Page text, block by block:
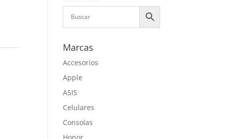
Marcas
Accesorios
Apple
ASIS
Celulares
Consolas